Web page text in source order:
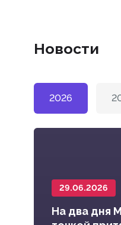
Новости
2026
29.06.2026
На два дня